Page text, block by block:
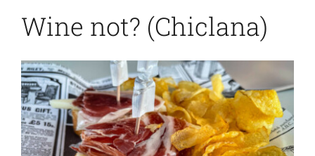
Wine not? (Chiclana)